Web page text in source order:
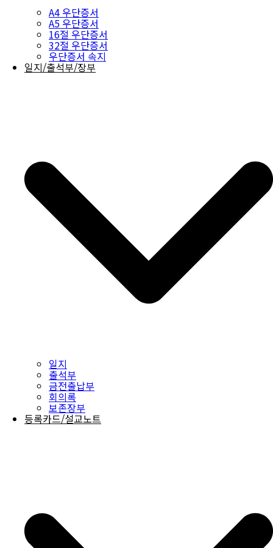
A4 우단증서
A5 우단증서
16절 우단증서
32절 우단증서
우단증서 속지
일지/출석부/장부
일지
출석부
금전출납부
회의록
보존장부
등록카드/설교노트